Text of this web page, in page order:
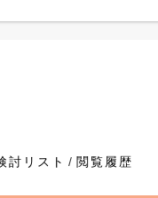
討リスト 閲覧履歴